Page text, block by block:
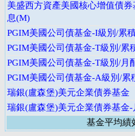
美盛西方資產美國核心增值債
息(M)
PGIM美國公司債基金-I級別/累
PGIM美國公司債基金-T級別/累
PGIM美國公司債基金-T級別/月
PGIM美國公司債基金-A級別/累
瑞銀(盧森堡)美元企業債券基金
瑞銀(盧森堡)美元企業債券基金-
基金平均績